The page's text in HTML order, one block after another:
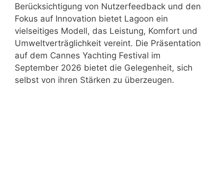
Berücksichtigung von Nutzerfeedback und den
Fokus auf Innovation bietet Lagoon ein
vielseitiges Modell, das Leistung, Komfort und
Umweltverträglichkeit vereint. Die Präsentation
auf dem Cannes Yachting Festival im
September 2026 bietet die Gelegenheit, sich
selbst von ihren Stärken zu überzeugen.